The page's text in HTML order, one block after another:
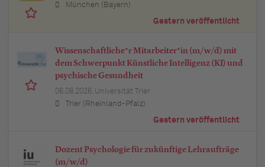
München (Bayern)
Gestern veröffentlicht
Wissenschaftliche*r Mitarbeiter*in (m/w/d) mit
dem Schwerpunkt Künstliche Intelligenz (KI) und
psychische Gesundheit
06.08.2026, Universität Trier
Trier (Rheinland-Pfalz)
Gestern veröffentlicht
Dozent Psychologie für zukünftige Lehraufträge
(m/w/d)